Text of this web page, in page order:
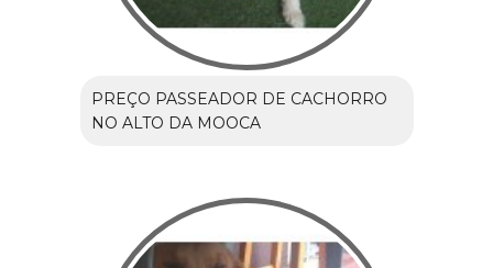
PREÇO PASSEADOR DE CACHORRO
NO ALTO DA MOOCA